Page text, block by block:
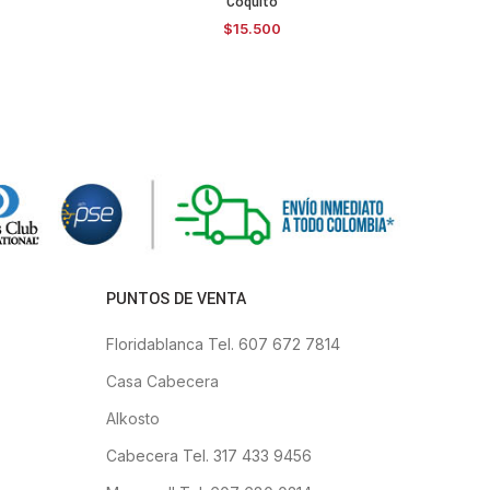
$15.500
PUNTOS DE VENTA
Floridablanca Tel. 607 672 7814
Casa Cabecera
Alkosto
Cabecera Tel. 317 433 9456